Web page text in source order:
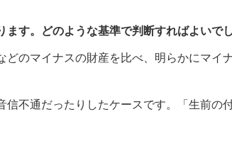
す。どのような基準で判断すればよいでし
のマイナスの財産を比べ、明らかにマイ
不通だったりしたケースです。「生前の